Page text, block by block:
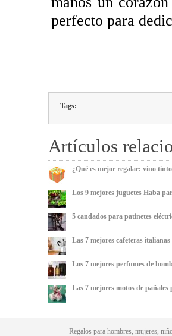
perfecto para
Tags:
Artículos
¿Qué es mejor regalar: vino
Los 9 mejores juguetes Haba
5 candados para patinetes
Las 7 mejores cafeteras
Los 7 mejores perfumes de
Las 7 mejores motos de pañales
Regalos para hombres, mujeres,